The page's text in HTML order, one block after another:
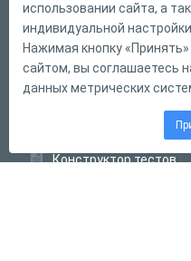
Русский
Справка
Форма обратной связи
Конструктор тестов
использовании сайта, а
индивидуальной
Нажимая кнопку
сайтом, вы соглашаетесь
данных метрических